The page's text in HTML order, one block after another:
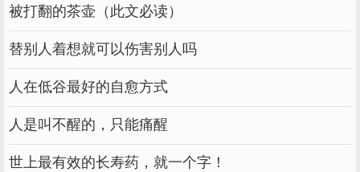
被打翻的茶壶（此文必读）
替别人着想就可以伤害别人吗
人在低谷最好的自愈方式
人是叫不醒的，只能痛醒
世上最有效的长寿药，就一个字！